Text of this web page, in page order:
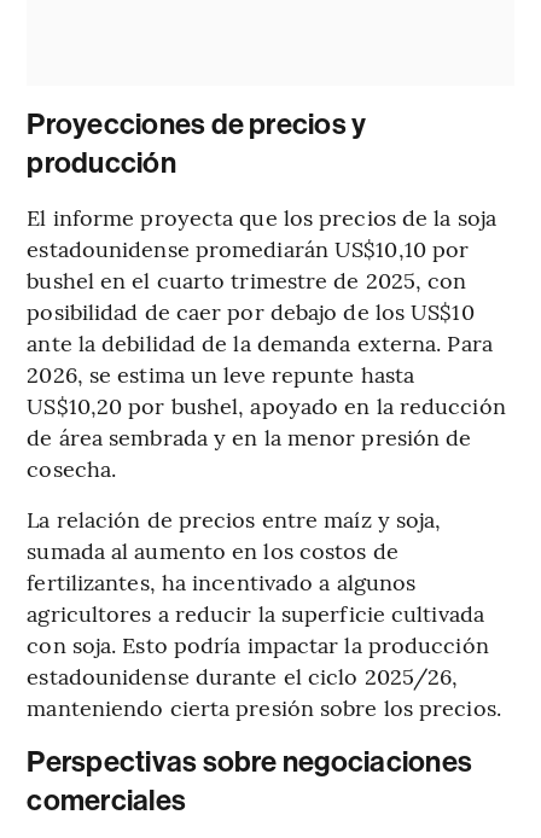
Proyecciones de precios y
producción
El informe proyecta que los precios de la soja
estadounidense promediarán US$10,10 por
bushel en el cuarto trimestre de 2025, con
posibilidad de caer por debajo de los US$10
ante la debilidad de la demanda externa. Para
2026, se estima un leve repunte hasta
US$10,20 por bushel, apoyado en la reducción
de área sembrada y en la menor presión de
cosecha.
La relación de precios entre maíz y soja,
sumada al aumento en los costos de
fertilizantes, ha incentivado a algunos
agricultores a reducir la superficie cultivada
con soja. Esto podría impactar la producción
estadounidense durante el ciclo 2025/26,
manteniendo cierta presión sobre los precios.
Perspectivas sobre negociaciones
comerciales